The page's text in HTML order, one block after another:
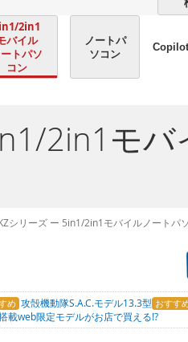
2in1
バイル
ートパソ
コン
ノートパ
ソコン
2in1モバ
シリーズ ー 5in1/2in1モバイルノートパ
攻殻機動隊S.A.C.モデル13.3型
載web限定モデルがお店で買える!?